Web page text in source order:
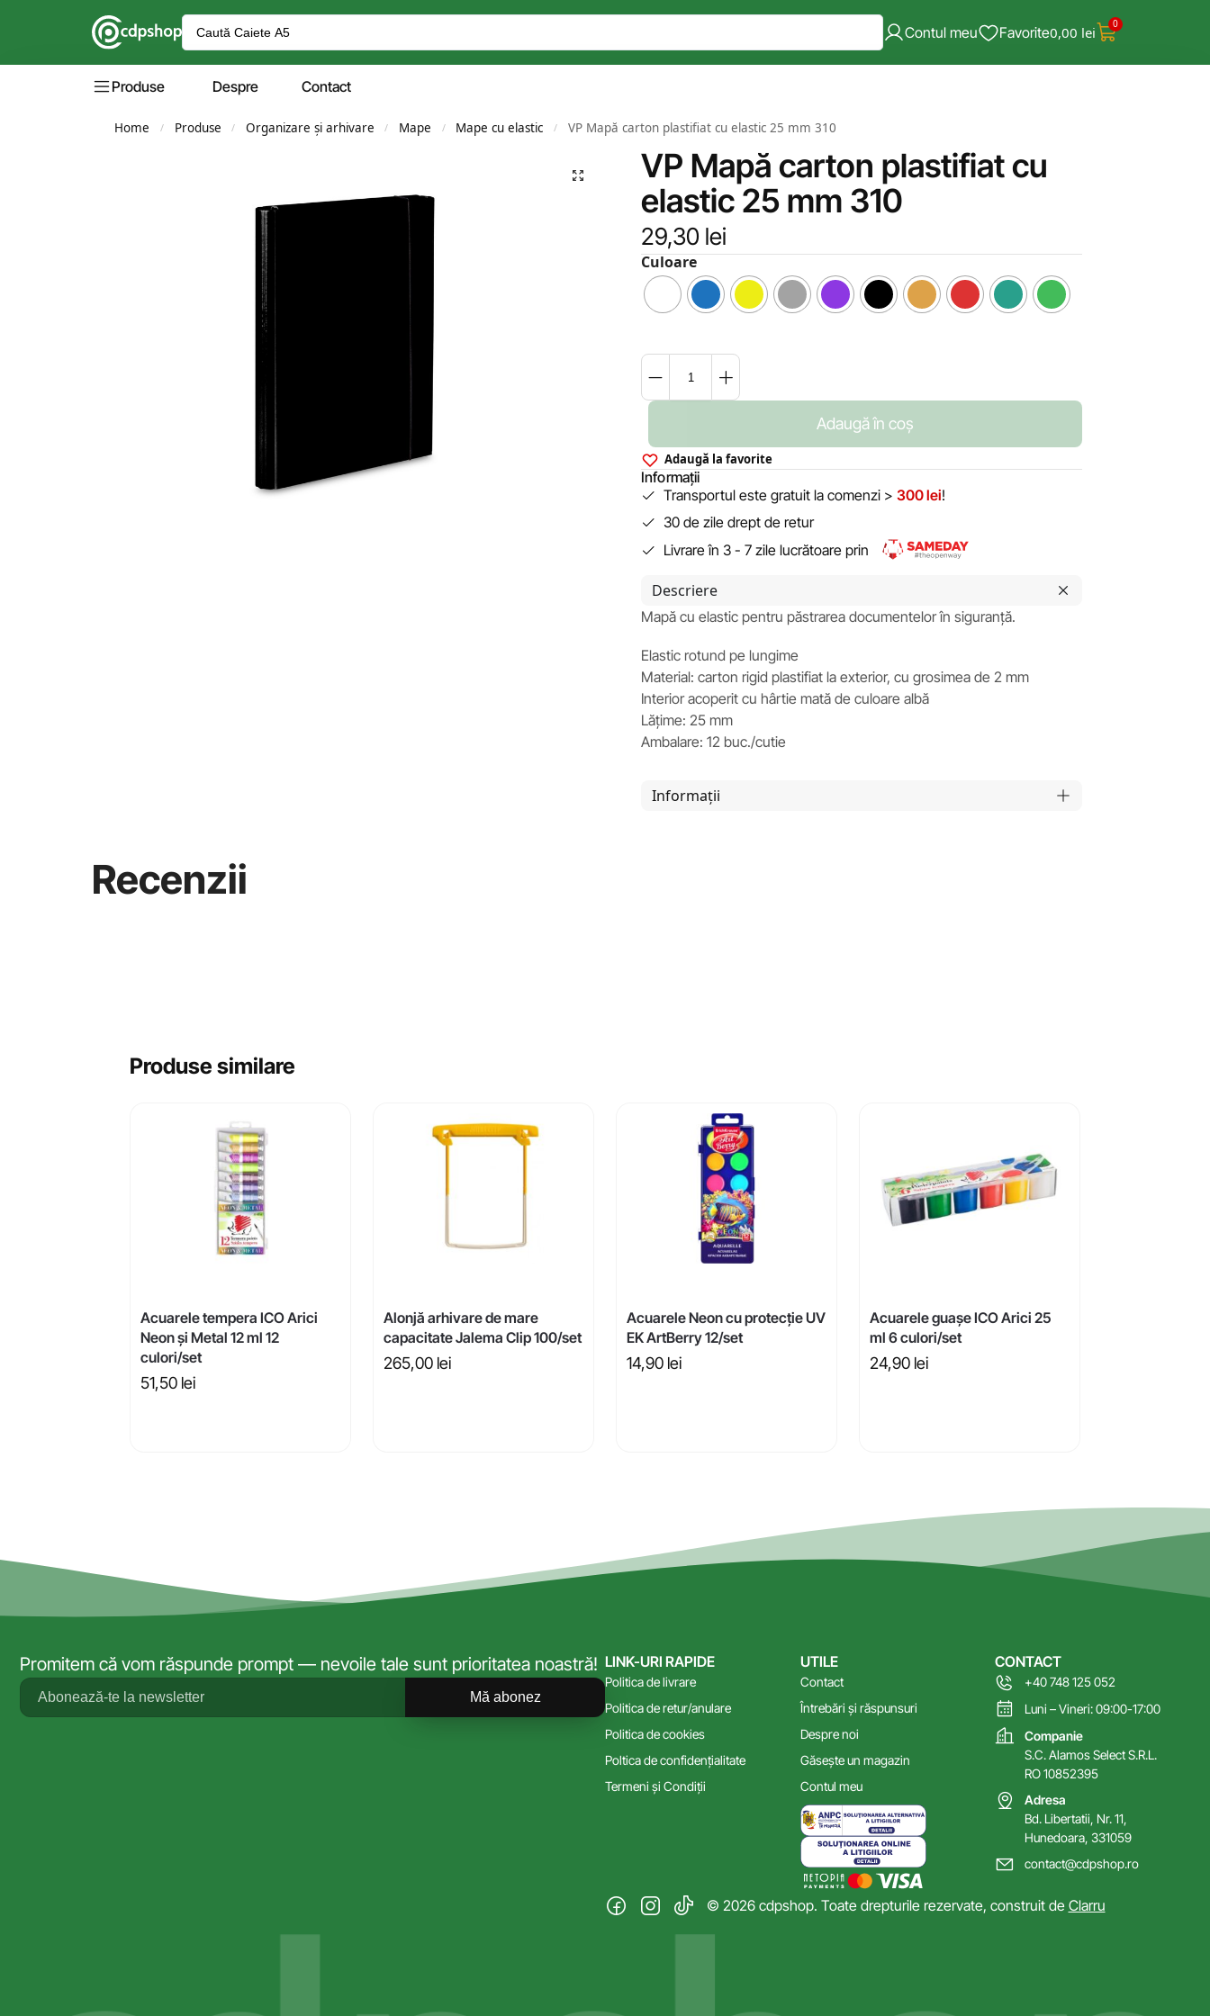
Contul meu Favorite0,00 lei 0
Produse Despre Contact
Home / Produse / Organizare și arhivare / Mape / Mape cu elastic / VP Mapă carton plastifiat cu elastic 25 mm 310
VP Mapă carton plastifiat cu
elastic 25 mm 310
29,30 lei
Culoare
Adaugă în coș
Adaugă la favorite
Informații
Transportul este gratuit la comenzi > 300 lei!
30 de zile drept de retur
Livrare în 3 - 7 zile lucrătoare prin
Descriere
Mapă cu elastic pentru păstrarea documentelor în siguranță.
Elastic rotund pe lungime
Material: carton rigid plastifiat la exterior, cu grosimea de 2 mm
Interior acoperit cu hârtie mată de culoare albă
Lățime: 25 mm
Ambalare: 12 buc./cutie
Informații
Recenzii
Produse similare
Acuarele tempera ICO Arici
Neon și Metal 12 ml 12
culori/set
51,50 lei
Alonjă arhivare de mare
capacitate Jalema Clip 100/set
265,00 lei
Acuarele Neon cu protecție UV
EK ArtBerry 12/set
14,90 lei
Acuarele guașe ICO Arici 25
ml 6 culori/set
24,90 lei
Promitem că vom răspunde prompt — nevoile tale sunt prioritatea noastră!
Mă abonez
LINK-URI RAPIDE
Politica de livrare
Politica de retur/anulare
Politica de cookies
Poltica de confidențialitate
Termeni și Condiții
UTILE
Contact
Întrebări și răspunsuri
Despre noi
Găsește un magazin
Contul meu
CONTACT
+40 748 125 052
Luni – Vineri: 09:00-17:00
Companie
S.C. Alamos Select S.R.L.
RO 10852395
Adresa
Bd. Libertatii, Nr. 11,
Hunedoara, 331059
contact@cdpshop.ro
© 2026 cdpshop. Toate drepturile rezervate, construit de Clarru